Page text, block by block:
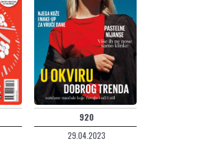
920
29.04.2023